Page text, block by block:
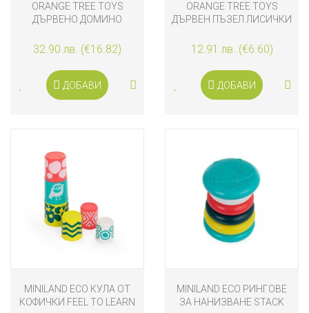
ORANGE TREE TOYS
ДЪРВЕНО ДОМИНО
ЛИМИТИРАНА СЕРИЯ
32.90 лв. (€16.82)
ДОБАВИ
ORANGE TREE TOYS
ДЪРВЕН ПЪЗЕЛ ЛИСИЧКИ
12.91 лв. (€6.60)
ДОБАВИ
MINILAND ECO КУЛА ОТ
КОФИЧКИ FEEL TO LEARN
MINILAND ECO РИНГОВЕ
ЗА НАНИЗВАНЕ STACK